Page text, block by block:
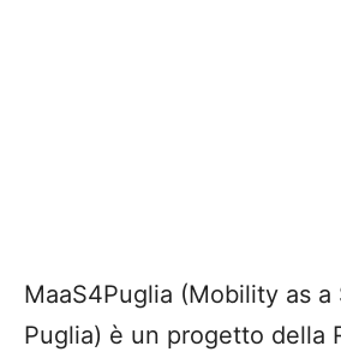
MaaS4Puglia (Mobility as a
Puglia) è un progetto della